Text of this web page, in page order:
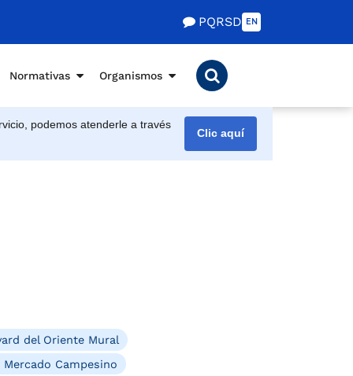
PQRSD EN
Normativas Organismos
podemos atenderle a través
Clic aquí
del Oriente Mural
Mercado Campesino